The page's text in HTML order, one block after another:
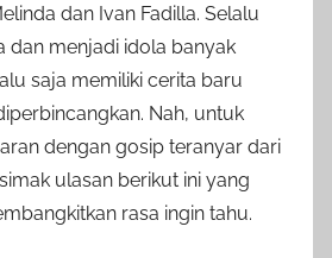
dan Ivan Fadilla. Selalu
dan menjadi idola banyak
saja memiliki cerita baru
Nah, untuk
dengan gosip teranyar dari
ulasan berikut ini yang
rasa ingin tahu.